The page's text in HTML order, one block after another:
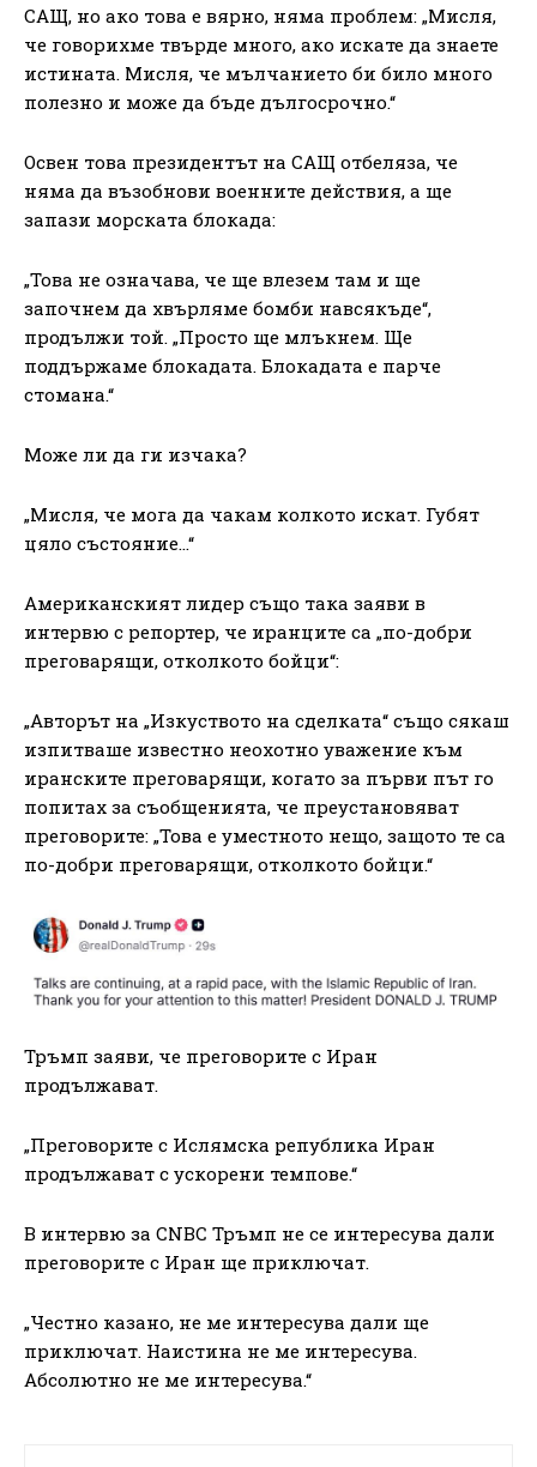
САЩ, но ако това е вярно, няма проблем: „Мисля,
че говорихме твърде много, ако искате да знаете
истината. Мисля, че мълчанието би било много
полезно и може да бъде дългосрочно.“
Освен това президентът на САЩ отбеляза, че
няма да възобнови военните действия, а ще
запази морската блокада:
„Това не означава, че ще влезем там и ще
започнем да хвърляме бомби навсякъде“,
продължи той. „Просто ще млъкнем. Ще
поддържаме блокадата. Блокадата е парче
стомана.“
Може ли да ги изчака?
„Мисля, че мога да чакам колкото искат. Губят
цяло състояние…“
Американският лидер също така заяви в
интервю с репортер, че иранците са „по-добри
преговарящи, отколкото бойци“:
„Авторът на „Изкуството на сделката“ също сякаш
изпитваше известно неохотно уважение към
иранските преговарящи, когато за първи път го
попитах за съобщенията, че преустановяват
преговорите: „Това е уместното нещо, защото те са
по-добри преговарящи, отколкото бойци.“
Тръмп заяви, че преговорите с Иран
продължават.
„Преговорите с Ислямска република Иран
продължават с ускорени темпове.“
В интервю за CNBC Тръмп не се интересува дали
преговорите с Иран ще приключат.
„Честно казано, не ме интересува дали ще
приключат. Наистина не ме интересува.
Абсолютно не ме интересува.“